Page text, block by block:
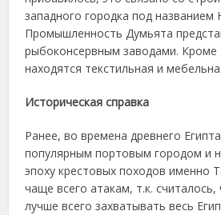
западного городка под
Промышленность Думьята
рыбоконсервным заводами. Кроме
находятся текстильная и
Историческая справка
Ранее, во времена древнего
популярным портовым городом и
эпоху крестовых походов именно
чаще всего атакам, т.к. считалось,
лучше всего захватывать весь